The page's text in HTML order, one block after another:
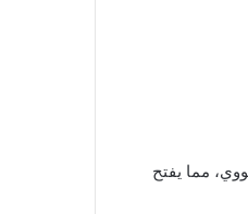
مما يفتح